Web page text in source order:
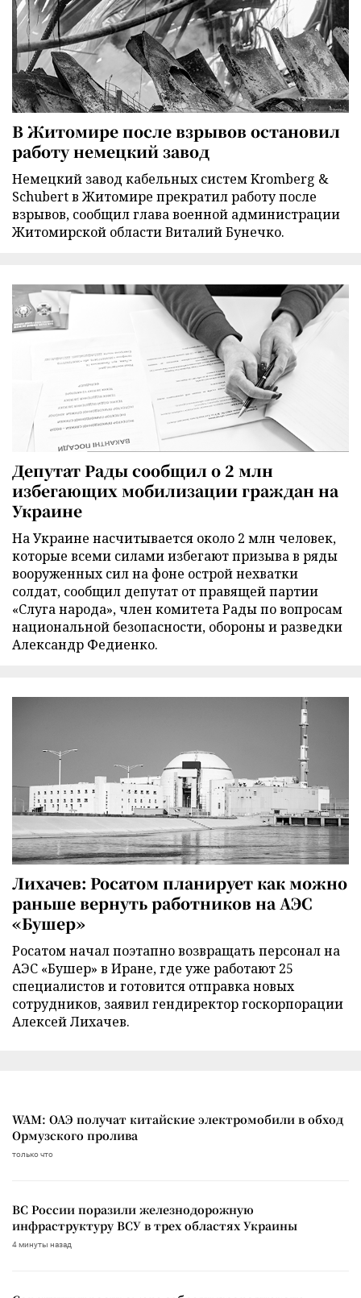
В Житомире после взрывов остановил
работу немецкий завод
Немецкий завод кабельных систем Kromberg &
Schubert в Житомире прекратил работу после
взрывов, сообщил глава военной администрации
Житомирской области Виталий Бунечко.
Депутат Рады сообщил о 2 млн
избегающих мобилизации граждан на
Украине
На Украине насчитывается около 2 млн человек,
которые всеми силами избегают призыва в ряды
вооруженных сил на фоне острой нехватки
солдат, сообщил депутат от правящей партии
«Слуга народа», член комитета Рады по вопросам
национальной безопасности, обороны и разведки
Александр Федиенко.
Лихачев: Росатом планирует как можно
раньше вернуть работников на АЭС
«Бушер»
Росатом начал поэтапно возвращать персонал на
АЭС «Бушер» в Иране, где уже работают 25
специалистов и готовится отправка новых
сотрудников, заявил гендиректор госкорпорации
Алексей Лихачев.
WAM: ОАЭ получат китайские электромобили в обход
Ормузского пролива
только что
ВС России поразили железнодорожную
инфраструктуру ВСУ в трех областях Украины
4 минуты назад